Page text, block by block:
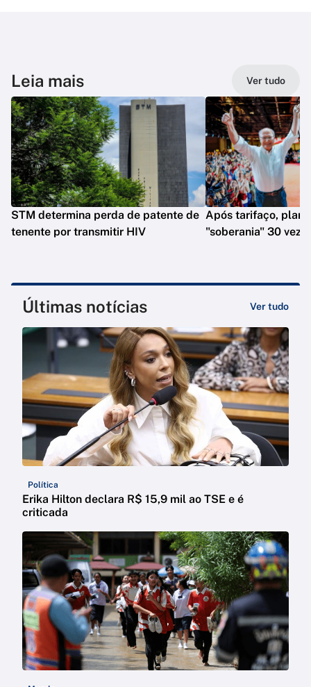
Leia mais Ver tudo
STM determina perda de patente de
tenente por transmitir HIV
Após tarifaço,
"soberania" 30
Últimas notícias Ver tudo
Política
Erika Hilton declara R$ 15,9 mil ao TSE e é
criticada